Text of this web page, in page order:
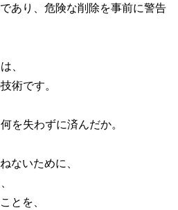
あり、危険な削除を事前に警告
、
術です。
を失わずに済んだか。
ないために、
とを、